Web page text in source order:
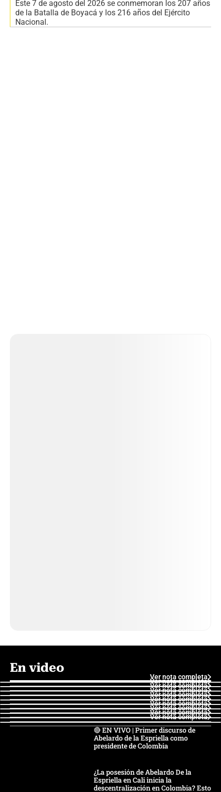
Este 7 de agosto del 2026 se conmemoran los 207 años
de la Batalla de Boyacá y los 216 años del Ejército
Nacional.
En video
Ver nota completa
Ver nota completa
Ver nota completa
Ver nota completa
Ver nota completa
Ver nota completa
Ver nota completa
Ver nota completa
Ver nota completa
Ver nota completa
🔴 EN VIVO | Primer discurso de
Abelardo de la Espriella como
presidente de Colombia
¿La posesión de Abelardo De la
Espriella en Cali inicia la
descentralización en Colombia? Esto